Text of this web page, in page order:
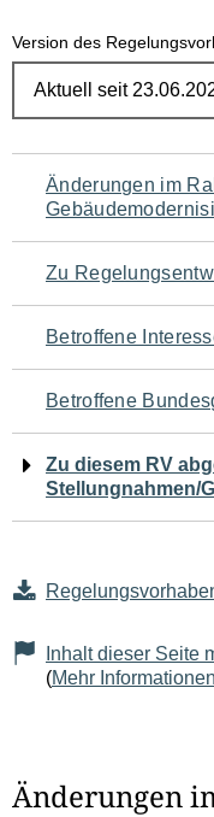
Version des
Navigation
für
den
Seiteninhalt
Änderungen im
Zu
Betroffene
Betroffene
Zu diesem RV
Stellungnahmen/
Inhalt dieser Seite
(Mehr Informationen
Änderungen